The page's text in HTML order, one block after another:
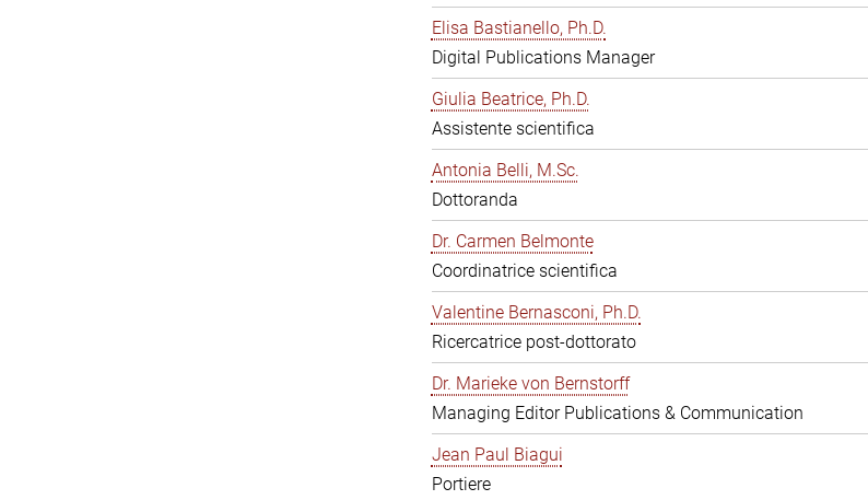
Elisa Bastianello, Ph.D.
Digital Publications Manager
Giulia Beatrice, Ph.D.
Assistente scientifica
Antonia Belli, M.Sc.
Dottoranda
Dr. Carmen Belmonte
Coordinatrice scientifica
Valentine Bernasconi, Ph.D.
Ricercatrice post-dottorato
Dr. Marieke von Bernstorff
Managing Editor Publications & Communication
Jean Paul Biagui
Portiere